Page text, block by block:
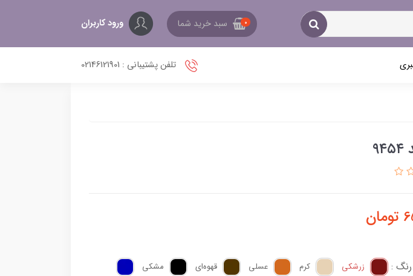
0 سبد خرید شما ورود کاربران
تلفن پشتیبانی : 02146121901
تومان
: زرشکی کرم عسلی قهوه‌ای
مشکی